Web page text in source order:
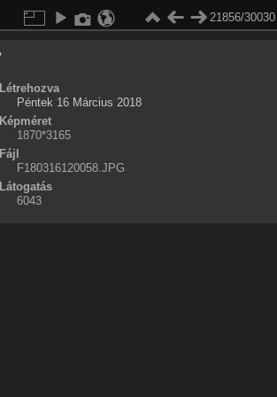
21856/30030
Létrehozva
Péntek 16 Március 2018
Képméret
1870*3165
Fájl
F180316120058.JPG
Látogatás
6043